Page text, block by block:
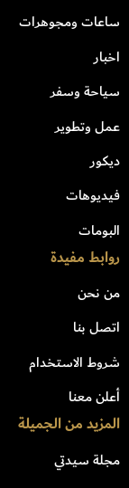
ساعات ومجوهرات
اخبار
سياحة وسفر
عمل وتطوير
ديكور
فيديوهات
البومات
روابط مفيدة
من نحن
اتصل بنا
شروط الاستخدام
أعلن معنا
المزيد من الجميلة
مجلة سيدتي